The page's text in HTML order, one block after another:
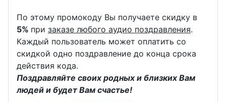
По этому промокоду Вы получаете скидку в
5% при заказе любого аудио поздравления.
Каждый пользователь может оплатить со
скидкой одно поздравление до конца срока
действия кода.
Поздравляйте своих родных и близких Вам
людей и будет Вам счастье!